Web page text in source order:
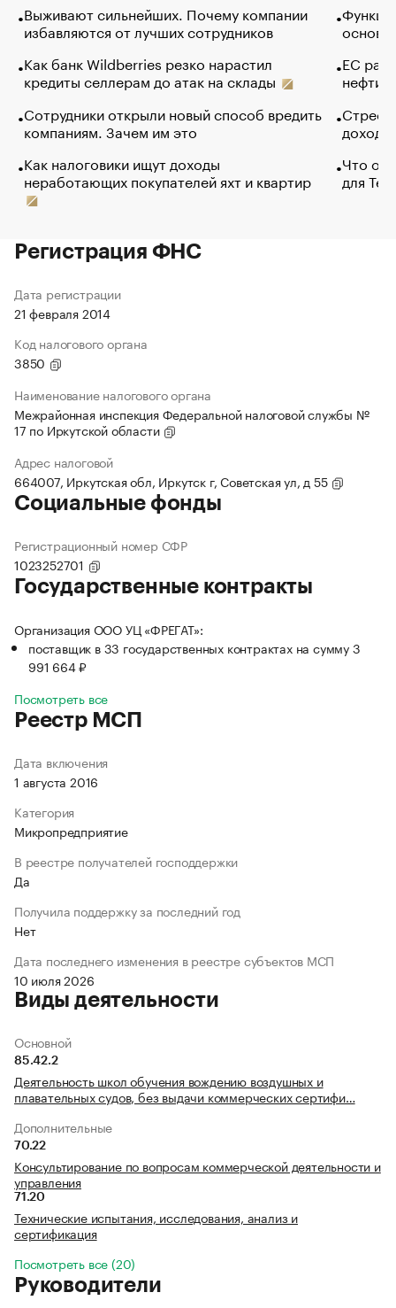
Выживают сильнейших. Почему компании
избавляются от лучших сотрудников
Как банк Wildberries резко нарастил
кредиты селлерам до атак на склады
Сотрудники открыли новый способ вредить
компаниям. Зачем им это
Как налоговики ищут доходы
неработающих покупателей яхт и квартир
основ
ЕС
нефти
Что
для
Регистрация ФНС
Дата регистрации
21 февраля 2014
Код налогового органа
3850
Наименование налогового органа
Межрайонная инспекция Федеральной налоговой службы №
17 по Иркутской области
Адрес налоговой
664007, Иркутская обл, Иркутск г, Советская ул, д 55
Социальные фонды
Регистрационный номер СФР
1023252701
Государственные контракты
Организация ООО УЦ «ФРЕГАТ»:
поставщик в 33 государственных контрактах на сумму 3
991 664 ₽
Посмотреть все
Реестр МСП
Дата включения
1 августа 2016
Категория
Микропредприятие
В реестре получателей господдержки
Да
Получила поддержку за последний год
Нет
Дата последнего изменения в реестре субъектов МСП
10 июля 2026
Виды деятельности
Основной
85.42.2
Деятельность школ обучения вождению воздушных и
плавательных судов, без выдачи коммерческих сертифи…
Дополнительные
70.22
Консультирование по вопросам коммерческой деятельности и
управления
71.20
Технические испытания, исследования, анализ и
сертификация
Посмотреть все (20)
Руководители